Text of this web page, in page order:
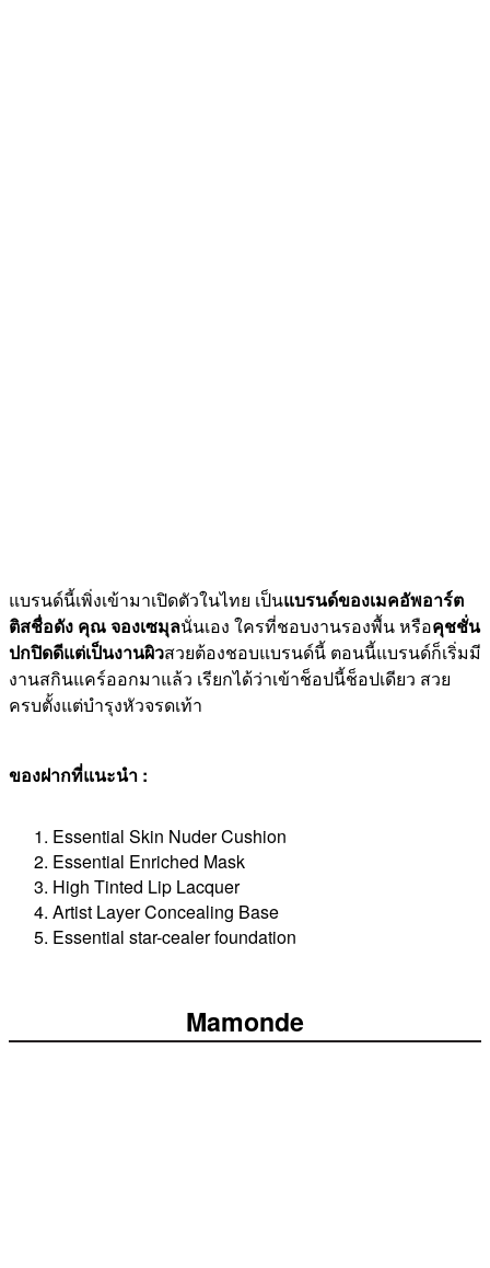
แบรนด์นี้เพิ่งเข้ามาเปิดตัวในไทย เป็นแบรนด์ของเมคอัพอาร์ต
ติสชื่อดัง คุณ จองเซมุลนั่นเอง ใครที่ชอบงานรองพื้น หรือคุชชั่น
ปกปิดดีแต่เป็นงานผิวสวยต้องชอบแบรนด์นี้ ตอนนี้แบรนด์ก็เริ่มมี
งานสกินแคร์ออกมาแล้ว เรียกได้ว่าเข้าช็อปนี้ช็อปเดียว สวย
ครบตั้งแต่บำรุงหัวจรดเท้า
ของฝากที่แนะนำ :
Essential Skin Nuder Cushion
Essential Enriched Mask
High Tinted Lip Lacquer
Artist Layer Concealing Base
Essential star-cealer foundation
Mamonde